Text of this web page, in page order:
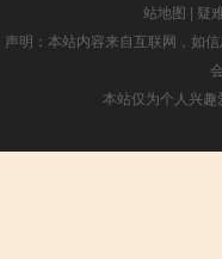
站地图 | 疑
声明：本站内容来自互联网，如
本站仅为个人兴